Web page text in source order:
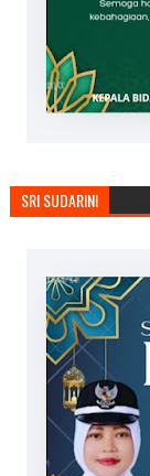
SRI SUDARINI